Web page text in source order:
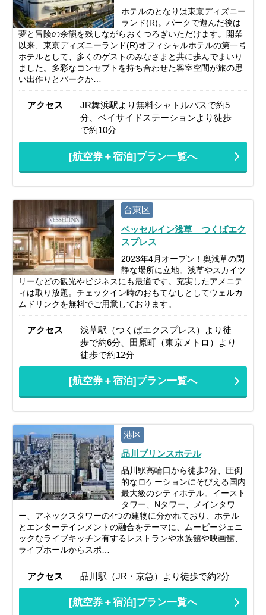
ホテルのとなりは東京ディズニー
ランド(R)。パークで遊んだ後は
夢と冒険の余韻を残しながらおくつろぎいただけます。開業
以来、東京ディズニーランド(R)オフィシャルホテルの第一号
ホテルとして、多くのゲストのみなさまと共に歩んでまいり
ました。多彩なコンセプトを持ち合わせた客室空間が旅の思
い出作りとパークか…
アクセス
JR舞浜駅より無料シャトルバスで約5
分、ベイサイドステーションより徒歩
で約10分
[航空券＋宿泊]プラン一覧へ
台東区
ベッセルイン浅草 つくばエク
スプレス
2023年4月オープン！奥浅草の閑
静な場所に立地。浅草やスカイツ
リーなどの観光やビジネスにも最適です。充実したアメニテ
ィは取り放題。チェックイン時のおもてなしとしてウェルカ
ムドリンクを無料でご用意しております。
アクセス
浅草駅（つくばエクスプレス）より徒
歩で約6分、田原町（東京メトロ）より
徒歩で約12分
[航空券＋宿泊]プラン一覧へ
港区
品川プリンスホテル
品川駅高輪口から徒歩2分、圧倒
的なロケーションにそびえる国内
最大級のシティホテル。イースト
タワー、Nタワー、メインタワ
ー、アネックスタワーの4つの建物に分かれており、ホテル
とエンターテインメントの融合をテーマに、ムービージェニ
ックなライブキッチン有するレストランや水族館や映画館、
ライブホールからスポ…
アクセス 品川駅（JR・京急）より徒歩で約2分
[航空券＋宿泊]プラン一覧へ